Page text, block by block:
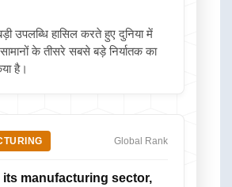
उपलब्धि हासिल करते हुए दुनिया में
के तीसरे सबसे बड़े निर्यातक का
है।
Global Rank
its manufacturing sector,